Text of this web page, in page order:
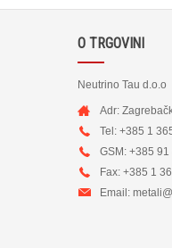
O TRGOVINI
Neutrino Tau d.o.o
Adr:
Tel: +385 1
GSM: +385 91
Fax: +385 1
Email: